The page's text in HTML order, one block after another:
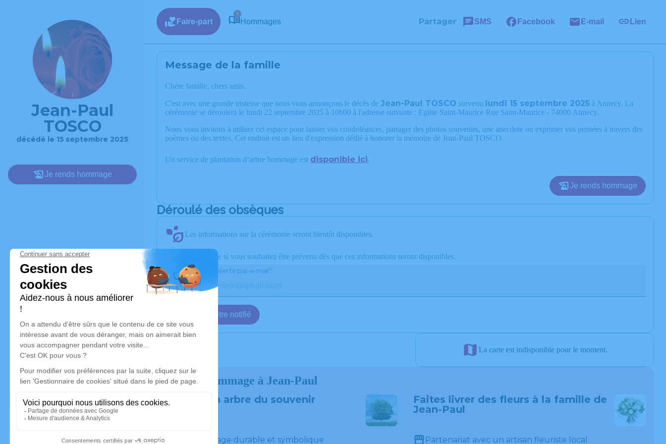
Jean-Paul
TOSCO
décédé le 15 septembre 2025
Je rends hommage
Faire-part
1
Hommages Partager SMS Facebook E-mail Lien
Message de la famille
Chère famille, chers amis,
C'est avec une grande tristesse que nous vous annonçons le décès de Jean-Paul TOSCO survenu lundi 15 septembre 2025 à Annecy. La
cérémonie se déroulera le lundi 22 septembre 2025 à 10h00 à l'adresse suivante : Eglise Saint-Maurice Rue Saint-Maurice - 74000 Annecy.
Nous vous invitons à utiliser cet espace pour laisser vos condoléances, partager des photos souvenirs, une anecdote ou exprimer vos pensées à travers des
poèmes ou des textes. Cet endroit est un lieu d'expression dédié à honorer la mémoire de Jean-Paul TOSCO.
Un service de plantation d’arbre hommage est disponible ici.
Je rends hommage
Déroulé des obsèques
Les informations sur la cérémonie seront bientôt disponibles.
Activez une alerte si vous souhaitez être prévenu dès que ces informations seront disponibles.
Recevoir une alerte par e-mail*
Je veux être notifié
La carte est indisponible pour le moment.
Rendez hommage à Jean-Paul
Plantez un arbre du souvenir
Un hommage durable et symbolique
Faites livrer des fleurs à la famille de
Jean-Paul
Partenariat avec un artisan fleuriste local